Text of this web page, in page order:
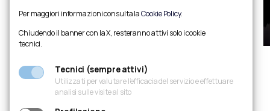
Slide precedente
Metti in pausa carosello
Slide successiva
Ingrandisci foto
Per maggiori informazioni consulta laCookie Policy.
Chiudendo il banner con la X, resteranno attivi solo i cookie
tecnici.
Tecnici (sempre attivi)
Utilizzati per valutare l’efficacia del servizio e effettuare
analisi sulle visite al sito